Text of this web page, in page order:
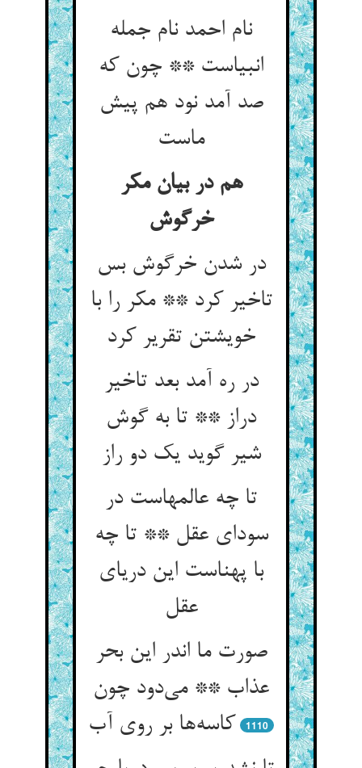
نام احمد نام جمله
انبیاست ** چون که
صد آمد نود هم پیش
هم در بیان مکر
در شدن خرگوش بس
تاخیر کرد ** مکر را با
خویشتن تقریر کرد
در ره آمد بعد تاخیر
دراز ** تا به گوش
شیر گوید یک دو راز
تا چه عالمهاست در
سودای عقل ** تا چه
با پهناست این دریای
عقل‌‌
صورت ما اندر این بحر
عذاب ** می‌‌دود چون
1110